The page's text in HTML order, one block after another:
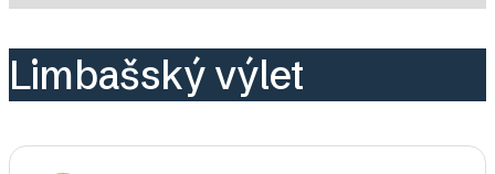
Limbašský výlet